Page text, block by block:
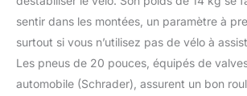
sentir dans les montées, un paramètre à
surtout si vous n’utilisez pas de vélo à
Les pneus de 20 pouces, équipés de
automobile (Schrader), assurent un bon